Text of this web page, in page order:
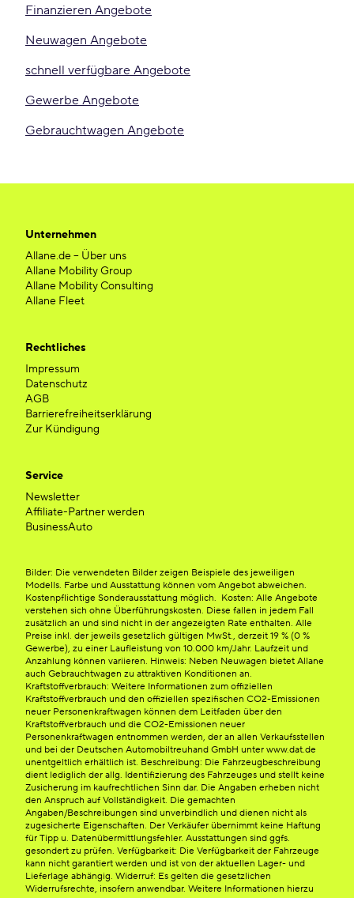
Finanzieren Angebote
Neuwagen Angebote
schnell verfügbare Angebote
Gewerbe Angebote
Gebrauchtwagen Angebote
Unternehmen
Allane.de – Über uns
Allane Mobility Group
Allane Mobility Consulting
Allane Fleet
Rechtliches
Impressum
Datenschutz
AGB
Barrierefreiheitserklärung
Zur Kündigung
Service
Newsletter
Affiliate-Partner werden
BusinessAuto
Bilder: Die verwendeten Bilder zeigen Beispiele des jeweiligen
Modells. Farbe und Ausstattung können vom Angebot abweichen.
Kostenpflichtige Sonderausstattung möglich. Kosten: Alle Angebote
verstehen sich ohne Überführungskosten. Diese fallen in jedem Fall
zusätzlich an und sind nicht in der angezeigten Rate enthalten. Alle
Preise inkl. der jeweils gesetzlich gültigen MwSt., derzeit 19 % (0 %
Gewerbe), zu einer Laufleistung von 10.000 km/Jahr. Laufzeit und
Anzahlung können variieren. Hinweis: Neben Neuwagen bietet Allane
auch Gebrauchtwagen zu attraktiven Konditionen an.
Kraftstoffverbrauch: Weitere Informationen zum offiziellen
Kraftstoffverbrauch und den offiziellen spezifischen CO2-Emissionen
neuer Personenkraftwagen können dem Leitfaden über den
Kraftstoffverbrauch und die CO2-Emissionen neuer
Personenkraftwagen entnommen werden, der an allen Verkaufsstellen
und bei der Deutschen Automobiltreuhand GmbH unter www.dat.de
unentgeltlich erhältlich ist. Beschreibung: Die Fahrzeugbeschreibung
dient lediglich der allg. Identifizierung des Fahrzeuges und stellt keine
Zusicherung im kaufrechtlichen Sinn dar. Die Angaben erheben nicht
den Anspruch auf Vollständigkeit. Die gemachten
Angaben/Beschreibungen sind unverbindlich und dienen nicht als
zugesicherte Eigenschaften. Der Verkäufer übernimmt keine Haftung
für Tipp u. Datenübermittlungsfehler. Ausstattungen sind ggfs.
gesondert zu prüfen. Verfügbarkeit: Die Verfügbarkeit der Fahrzeuge
kann nicht garantiert werden und ist von der aktuellen Lager- und
Lieferlage abhängig. Widerruf: Es gelten die gesetzlichen
Widerrufsrechte, insofern anwendbar. Weitere Informationen hierzu